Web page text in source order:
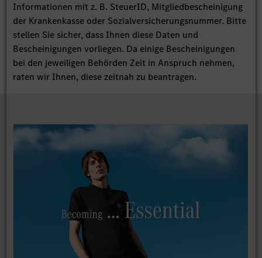
Informationen mit z. B. SteuerID, Mitgliedbescheinigung
der Krankenkasse oder Sozialversicherungsnummer. Bitte
stellen Sie sicher, dass Ihnen diese Daten und
Bescheinigungen vorliegen. Da einige Bescheinigungen
bei den jeweiligen Behörden Zeit in Anspruch nehmen,
raten wir Ihnen, diese zeitnah zu beantragen.